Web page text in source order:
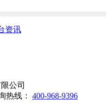
资讯
公司
热线： 400-968-9396